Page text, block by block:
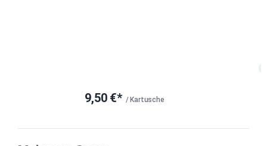
9,50 €* / Kartusche